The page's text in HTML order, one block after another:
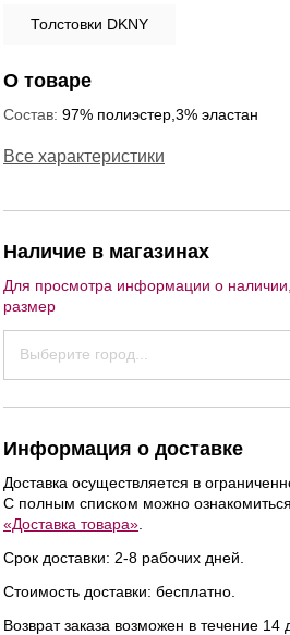
Толстовки DKNY
О товаре
Состав: 97% полиэстер,3% эластан
Все характеристики
Наличие в магазинах
Для просмотра информации о
размер
Выберите город...
Информация о доставке
Доставка осуществляется в
С полным списком можно
«Доставка товара»
Срок доставки: 2-8 рабочих дней.
Стоимость доставки: бесплатно.
Возврат заказа возможен в течение